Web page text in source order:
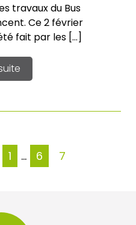
travaux du Bus
Ce 2 février
fait par les […]
1 … 6 7